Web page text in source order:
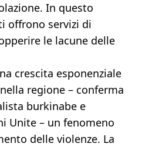
In questo
offrono servizi di
le lacune delle
crescita esponenziale
regione – conferma
burkinabe e
Unite – un fenomeno
delle violenze. La